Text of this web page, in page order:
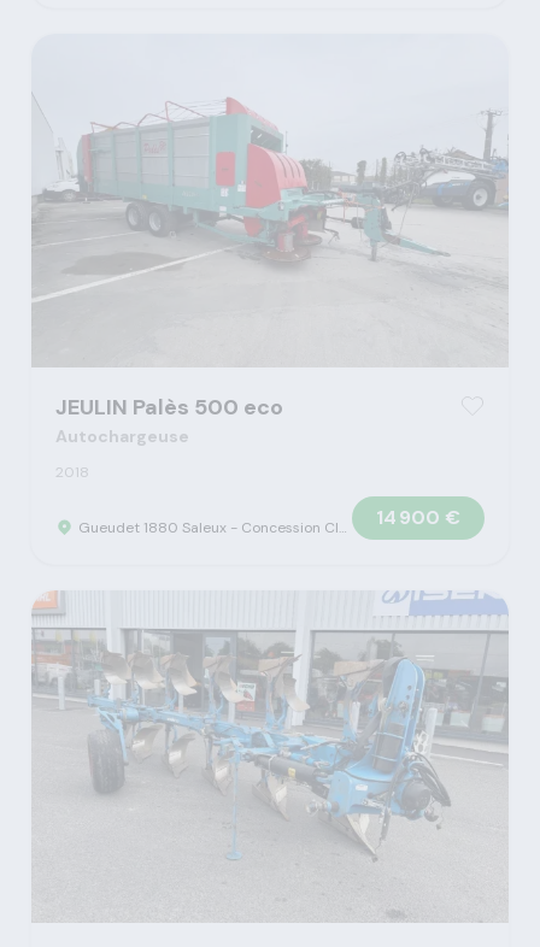
JEULIN Palès 500 eco
Autochargeuse
2018
Gueudet 1880 Saleux - Concession Claas 14 900 €